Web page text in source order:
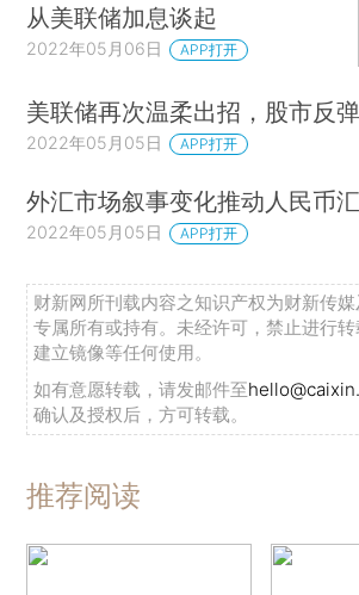
从美联储加息谈起
2022年05月06日 APP打开
美联储再次温柔出招，股市反
2022年05月05日 APP打开
外汇市场叙事变化推动人民币
2022年05月05日 APP打开
财新网所刊载内容之知识产权为财新传
专属所有或持有。未经许可，禁止进行
建立镜像等任何使用。
如有意愿转载，请发邮件至
确认及授权后，方可转载。
推荐阅读